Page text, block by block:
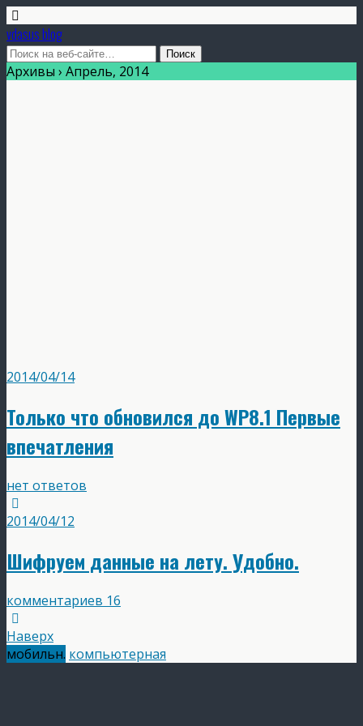
vdasus blog
Архивы › Апрель, 2014
2014/04/14
Только что обновился до WP8.1 Первые
впечатления
нет ответов
2014/04/12
Шифруем данные на лету. Удобно.
комментариев 16
Наверх
мобильн. компьютерная